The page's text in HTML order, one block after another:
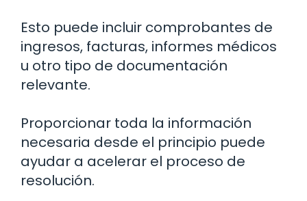
Esto puede incluir comprobantes de
ingresos, facturas, informes médicos
u otro tipo de documentación
relevante.
Proporcionar toda la información
necesaria desde el principio puede
ayudar a acelerar el proceso de
resolución.